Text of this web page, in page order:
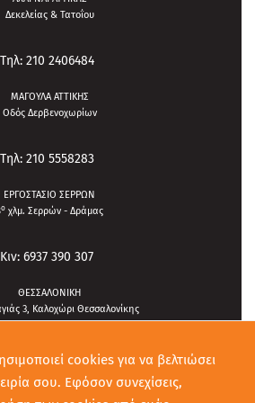
Δεκελείας & Τατοΐου
Τηλ: 210 2406484
ΜΑΓΟΥΛΑ ΑΤΤΙΚΗΣ
Οδός Δερβενοχωρίων
Τηλ: 210 5558283
ΕΡΓΟΣΤΑΣΙΟ ΣΕΡΡΩΝ
ο χλμ. Σερρών - Δράμας
Κιν: 6937 390 307
ΘΕΣΣΑΛΟΝΙΚΗ
3, Καλοχώρι Θεσσαλονίκης
Τηλ: 2310 789708cookies για να βελτιώσει
σου. Εφόσον συνεχίσεις,